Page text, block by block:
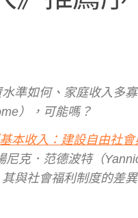
準如何、家庭收入多
），可能嗎？
本收入：建設自由社會
尼克．范德波特（
與社會福利制度的差